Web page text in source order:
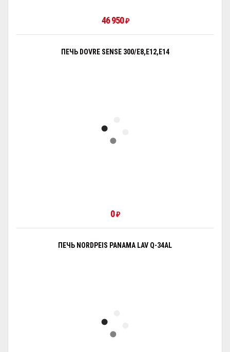
46 950₽
ПЕЧЬ DOVRE SENSE 300/E8,E12,E14
0₽
ПЕЧЬ NORDPEIS PANAMA LAV Q-34AL